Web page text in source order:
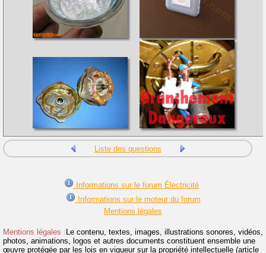
Liste des questions
Informations sur le forum Électricité
Informations sur le moteur du forum
Mentions légales
Mentions légales : Le contenu, textes, images, illustrations sonores, vidéos,
photos, animations, logos et autres documents constituent ensemble une
œuvre protégée par les lois en vigueur sur la propriété intellectuelle (article